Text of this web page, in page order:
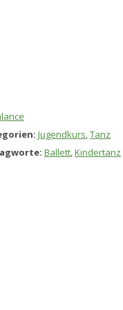
Jugendkurs,Tanz
Ballett,Kindertanz